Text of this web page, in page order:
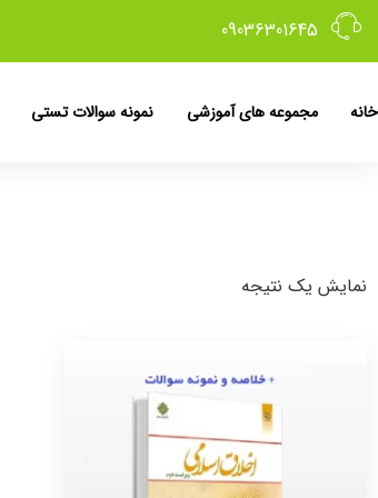
09036301645
خانه مجموعه های آموزشی نمونه سوالات تستی
نمایش یک نتیجه